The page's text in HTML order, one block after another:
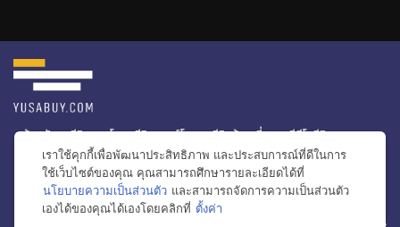
หน้าหลัก รีวิวคอนโด รีวิวทาวน์โฮม รีวิวบ้านเดี่ยว
วีดีโอรีวิว
ไอเดียแต่งบ้าน
ข่าวอสังหาริมทรัพย์
โปรโมชั่นบ้านและคอนโด
โครงการน่าสนใจ
© สงวนลิขสิทธิ์ 2556-2564
เราใช้คุกกี้เพื่อพัฒนาประสิทธิภาพ และประสบการณ์ที่ดีในการ
ใช้เว็บไซต์ของคุณ คุณสามารถศึกษารายละเอียดได้ที่
นโยบายความเป็นส่วนตัว และสามารถจัดการความเป็นส่วนตัว
เองได้ของคุณได้เองโดยคลิกที่ ตั้งค่า